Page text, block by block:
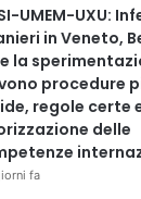
UMEM-UXU:
in Veneto,
la
procedure
regole certe
delle
fa